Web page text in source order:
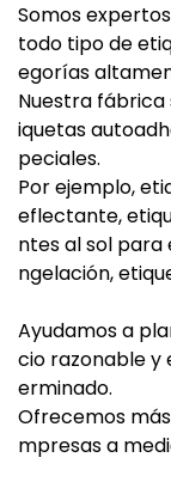
Somos
todo tipo de
egorías
Nuestra fábrica
iquetas
peciales.
Por ejemplo,
eflectante,
ntes al sol
ngelación,
Ayudamos a
cio razonable
erminado.
Ofrecemos
mpresas a